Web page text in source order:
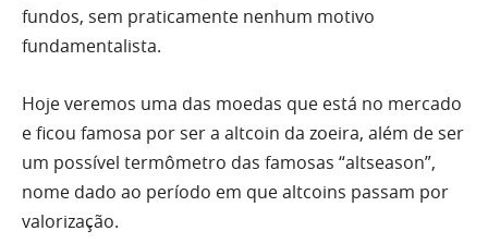
fundos, sem praticamente nenhum motivo
fundamentalista.
Hoje veremos uma das moedas que está no mercado
e ficou famosa por ser a altcoin da zoeira, além de ser
um possível termômetro das famosas “altseason”,
nome dado ao período em que altcoins passam por
valorização.